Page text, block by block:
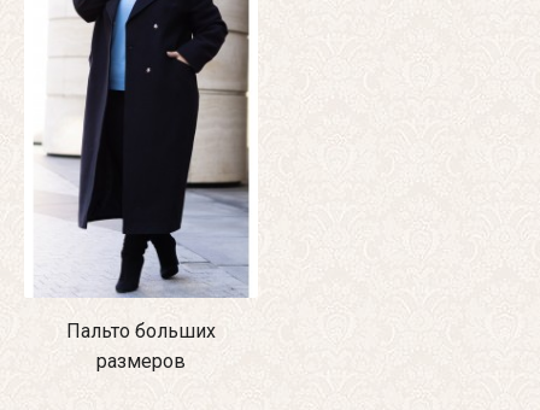
Пальто больших
размеров